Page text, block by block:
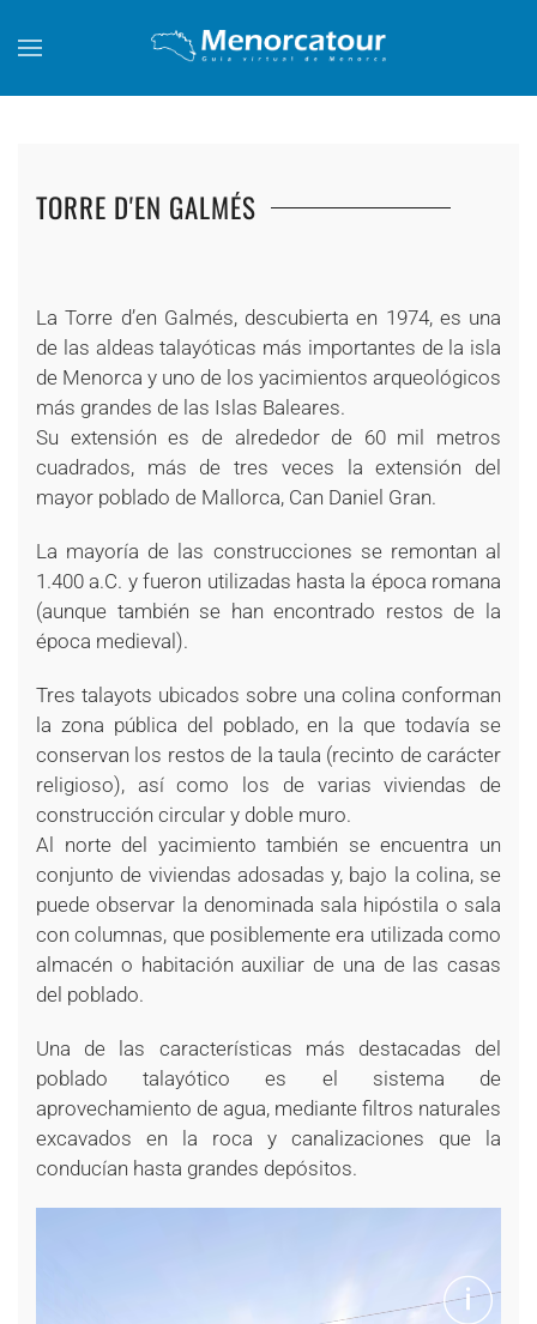
Skip to main content
TORRE D'EN GALMÉS
La Torre d’en Galmés, descubierta en 1974, es una
de las aldeas talayóticas más importantes de la isla
de Menorca y uno de los yacimientos arqueológicos
más grandes de las Islas Baleares.
Su extensión es de alrededor de 60 mil metros
cuadrados, más de tres veces la extensión del
mayor poblado de Mallorca, Can Daniel Gran.
La mayoría de las construcciones se remontan al
1.400 a.C. y fueron utilizadas hasta la época romana
(aunque también se han encontrado restos de la
época medieval).
Tres talayots ubicados sobre una colina conforman
la zona pública del poblado, en la que todavía se
conservan los restos de la taula (recinto de carácter
religioso), así como los de varias viviendas de
construcción circular y doble muro.
Al norte del yacimiento también se encuentra un
conjunto de viviendas adosadas y, bajo la colina, se
puede observar la denominada sala hipóstila o sala
con columnas, que posiblemente era utilizada como
almacén o habitación auxiliar de una de las casas
del poblado.
Una de las características más destacadas del
poblado talayótico es el sistema de
aprovechamiento de agua, mediante filtros naturales
excavados en la roca y canalizaciones que la
conducían hasta grandes depósitos.